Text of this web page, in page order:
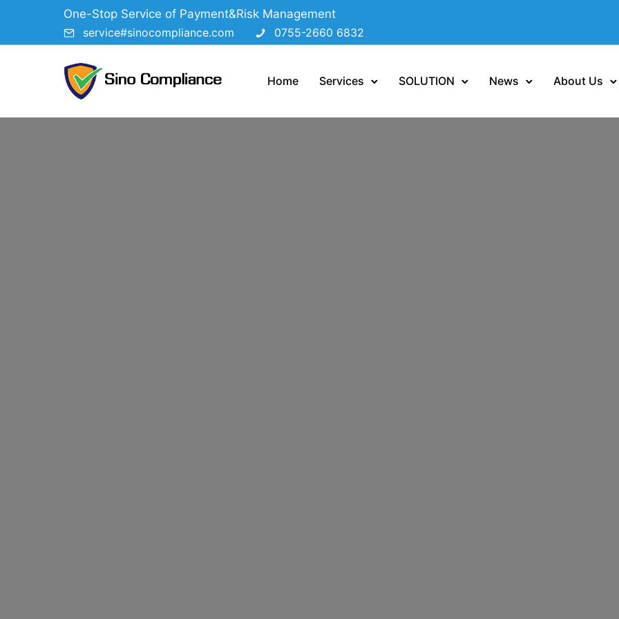
One-Stop Service of Payment&Risk Management
service#sinocompliance.com
0755-2660 6832
Home Services SOLUTION News About Us